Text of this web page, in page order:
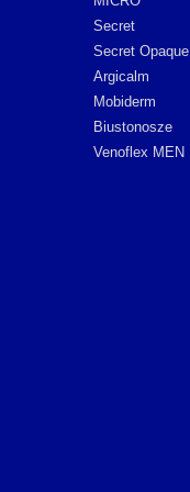
Secret
Secret Opaque
Argicalm
Mobiderm
Biustonosze
Venoflex MEN